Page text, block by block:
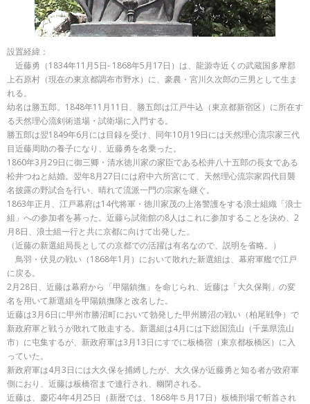
設置経緯：
近藤勇（1834年11月5日- 1868年5月17日）は、龍源寺近くの武蔵国多摩郡
上石原村（現在の東京都調布市野水）に、豪農・宮川久次郎の三男として生ま
れる。
幼名は勝五郎。1848年11月11日、勝五郎は江戸牛込（東京都新宿区）に所在す
る天然理心流剣術道場・試衛場に入門する。
勝五郎は翌1849年6月には目録を受け、同年10月19日には天然理心流宗家三代
目近藤周助の養子になり、近藤勇を名乗った。
1860年3月29日に御三卿・清水徳川家の家臣である松井八十五郎の長女である
松井つねと結婚。翌年8月27日には府中六所宮にて、天然理心流宗家四代目襲
名披露の野試合を行い、晴れて流派一門の宗家を継ぐ。
1863年正月、江戸幕府は14代将軍・徳川家茂の上洛警護をする浪士組織「浪士
組」への参加者を募った。近藤ら試衛館の8人はこれに参加することを決め、2
月8日、浪士組一行と共に京都に向けて出発した。
（近藤の新選組局長としての京都での活躍は有名なので、説明を省略。）
鳥羽・伏見の戦い（1868年1月）において敗れた新選組は、幕府軍艦で江戸
に戻る。
2月28日、近藤は幕府から「甲陽鎮撫」を命じられ、近藤は「大久保剛」の変
名を用いて新選組を甲陽鎮撫隊と改名した。
近藤は3月6日に甲州市勝沼町において勃発した甲州勝沼の戦い（柏尾戦争）で
新政府軍と戦うが敗れて敗走する。新選組は4月には下総国流山（千葉県流山
市）に屯集するが、新政府軍は3月13日にすでに板橋宿（東京都板橋区）に入
っていた。
新政府軍は4月3日には大久保を捕縛したが、大久保が近藤勇と知る者が政府軍
側におり、近藤は板橋宿まで連行され、幽閉される。
近藤は、慶応4年4月25日（新暦では、1868年５月17日）板橋刑場で斬首され